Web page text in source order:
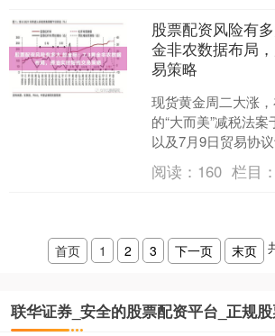
股票配资风险有
金非农数据布局
易策略
现货黄金周二大涨
的“大而美”减税法
以及7月9日贸易协
之际股票配资风险
寻求避险。美联储
阅读： 160 栏目
首页 1 2 3 下一页 末页
联华证券_安全的股票配资平台_正规